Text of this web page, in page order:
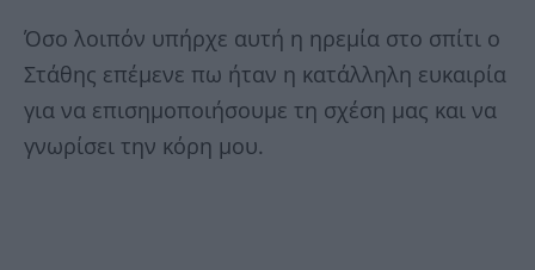
Όσο λοιπόν υπήρχε αυτή η ηρεμία στο σπίτι ο
Στάθης επέμενε πω ήταν η κατάλληλη ευκαιρία
για να επισημοποιήσουμε τη σχέση μας και να
γνωρίσει την κόρη μου.